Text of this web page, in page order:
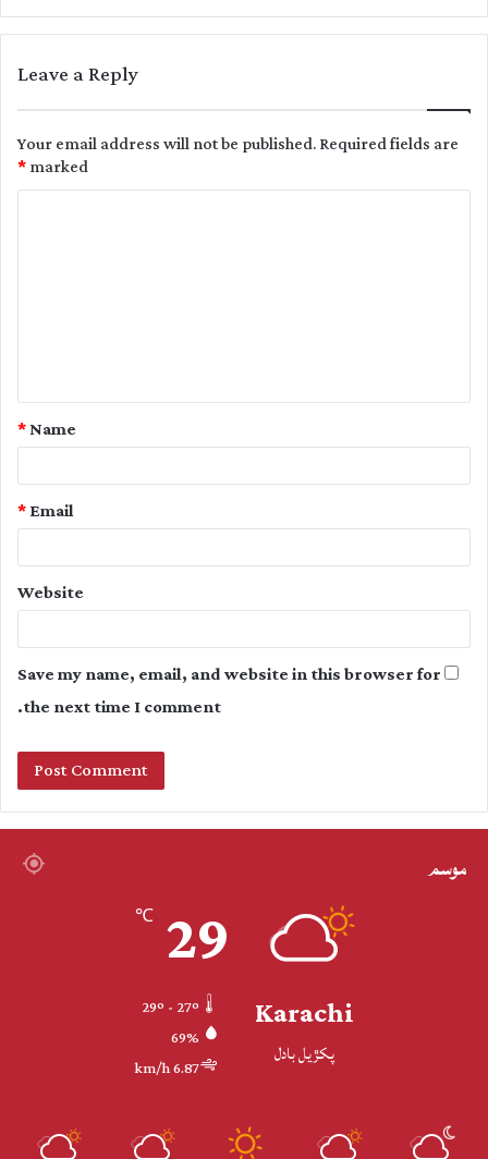
Leave a Reply
Your email address will not be published.Required fields are
marked
*
t
Name
*
Email
*
Website
Save my name, email, and website in this browser for
the next time I comment.
موسم
Karachi
پکڙيل بادل
29
℃
69%
6.87 km/h